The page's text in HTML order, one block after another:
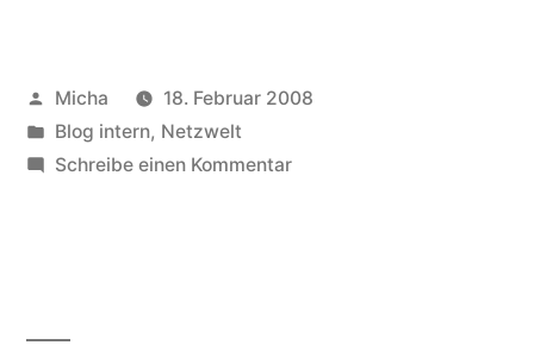
Veröffentlicht
von
Micha
18. Februar 2008
Veröffentlicht
unter
Blog intern, Netzwelt
Schreibe einen Kommentarzu